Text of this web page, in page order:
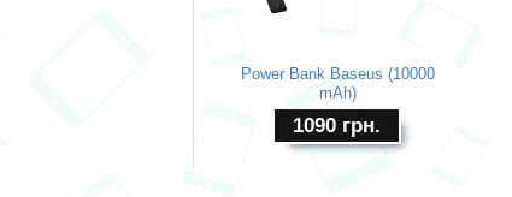
Power Bank Baseus (10000
mAh)
1090 грн.